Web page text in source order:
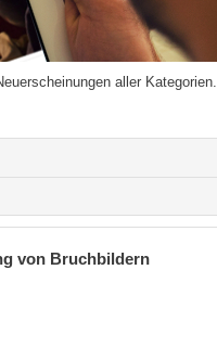
aller Kategorien.
von Bruchbildern